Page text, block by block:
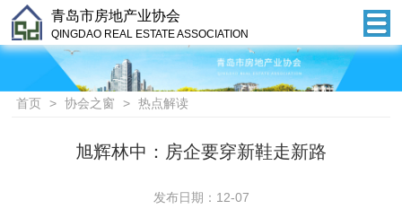
青岛市房地产业协会
QINGDAO REAL ESTATE ASSOCIATION
首页 > 协会之窗 > 热点解读
旭辉林中：房企要穿新鞋走新路
发布日期：12-07